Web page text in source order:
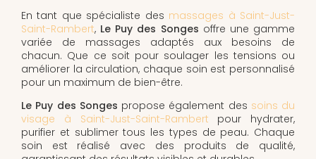
En tant que spécialiste des massages à Saint-Just-
Saint-Rambert, Le Puy des Songes offre une gamme
variée de massages adaptés aux besoins de
chacun. Que ce soit pour soulager les tensions ou
améliorer la circulation, chaque soin est personnalisé
pour un maximum de bien-être.
Le Puy des Songes propose également des soins du
visage à Saint-Just-Saint-Rambert pour hydrater,
purifier et sublimer tous les types de peau. Chaque
soin est réalisé avec des produits de qualité,